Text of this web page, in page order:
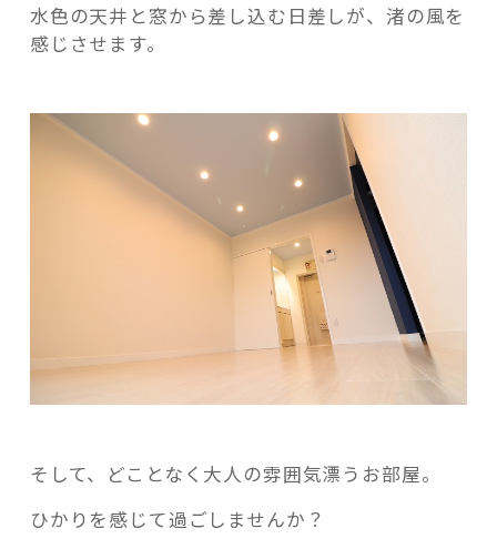
水色の天井と窓から差し込む日差しが、渚の風を
感じさせます。
そして、どことなく大人の雰囲気漂うお部屋。
ひかりを感じて過ごしませんか？